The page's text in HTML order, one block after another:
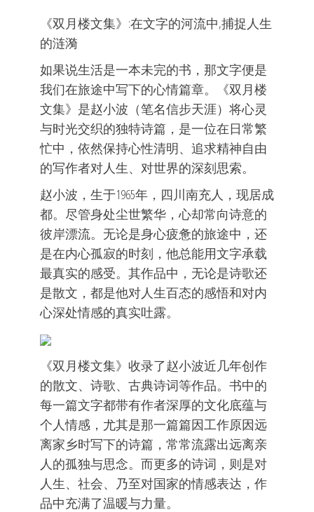
《双月楼文集》:在文字的河流中,捕捉人生
的涟漪
如果说生活是一本未完的书，那文字便是
我们在旅途中写下的心情篇章。《双月楼
文集》是赵小波（笔名信步天涯）将心灵
与时光交织的独特诗篇，是一位在日常繁
忙中，依然保持心性清明、追求精神自由
的写作者对人生、对世界的深刻思索。
赵小波，生于1965年，四川南充人，现居成
都。尽管身处尘世繁华，心却常向诗意的
彼岸漂流。无论是身心疲惫的旅途中，还
是在内心孤寂的时刻，他总能用文字承载
最真实的感受。其作品中，无论是诗歌还
是散文，都是他对人生百态的感悟和对内
心深处情感的真实吐露。
《双月楼文集》收录了赵小波近几年创作
的散文、诗歌、古典诗词等作品。书中的
每一篇文字都带有作者深厚的文化底蕴与
个人情感，尤其是那一篇篇因工作原因远
离家乡时写下的诗篇，常常流露出远离亲
人的孤独与思念。而更多的诗词，则是对
人生、社会、乃至对国家的情感表达，作
品中充满了温暖与力量。